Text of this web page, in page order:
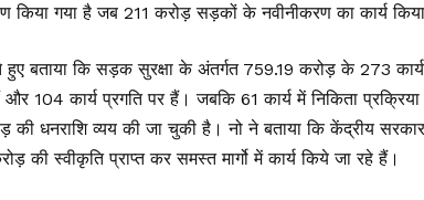
किया गया है जब 211 करोड़ सड़कों के नवीनीकरण का कार्य
हुए बताया कि सड़क सुरक्षा के अंतर्गत 759.19 करोड़ के 273
और 104 कार्य प्रगति पर हैं। जबकि 61 कार्य में निकिता
धनराशि व्यय की जा चुकी है। नो ने बताया कि केंद्रीय सरकार
की स्वीकृति प्राप्त कर समस्त मार्गो में कार्य किये जा रहे हैं।